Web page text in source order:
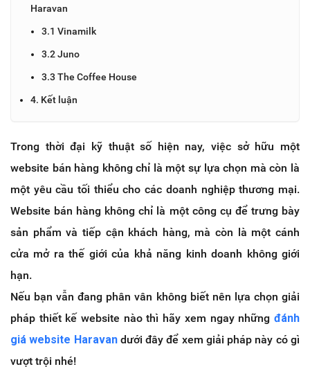
Haravan
3.1 Vinamilk
3.2 Juno
3.3 The Coffee House
4. Kết luận
Trong thời đại kỹ thuật số hiện nay, việc sở hữu một
website bán hàng không chỉ là một sự lựa chọn mà còn là
một yêu cầu tối thiểu cho các doanh nghiệp thương mại.
Website bán hàng không chỉ là một công cụ để trưng bày
sản phẩm và tiếp cận khách hàng, mà còn là một cánh
cửa mở ra thế giới của khả năng kinh doanh không giới
hạn.
Nếu bạn vẫn đang phân vân không biết nên lựa chọn giải
pháp thiết kế website nào thì hãy xem ngay những đánh
giá website Haravandưới đây để xem giải pháp này có gì
vượt trội nhé!